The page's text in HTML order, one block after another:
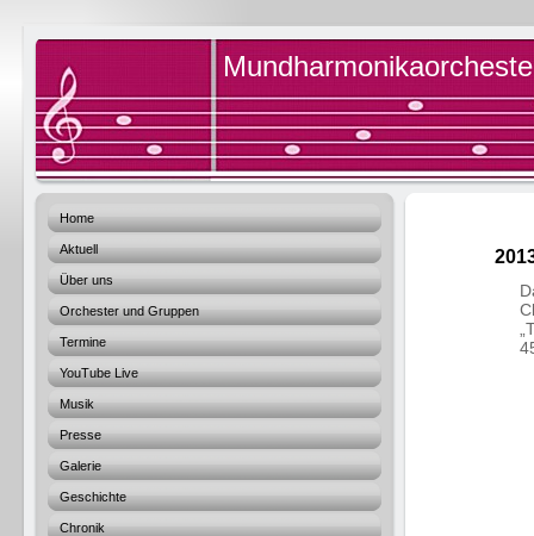
Home
Aktuell
Über uns
Orchester und Gruppen
Termine
YouTube Live
Musik
Presse
Galerie
Geschichte
Chronik